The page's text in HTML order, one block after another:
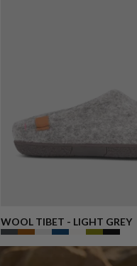
WOOL TIBET - LIGHT GREY